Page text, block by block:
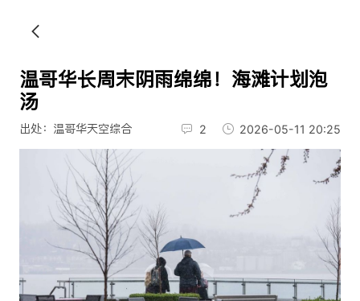
温哥华长周末阴雨绵绵！海滩计划泡
汤
出处：温哥华天空综合 2 2026-05-11 20:25